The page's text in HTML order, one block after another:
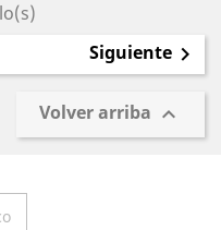
Siguiente 
Volver arriba 